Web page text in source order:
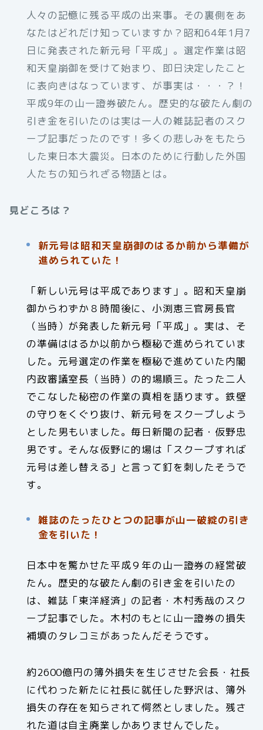
人々の記憶に残る平成の出来事。その裏側をあ
なたはどれだけ知っていますか？昭和64年1月7
日に発表された新元号「平成」。選定作業は昭
和天皇崩御を受けて始まり、即日決定したこと
に表向きはなっています、が事実は・・・？！
平成9年の山一證券破たん。歴史的な破たん劇の
引き金を引いたのは実は一人の雑誌記者のスク
ープ記事だったのです！多くの悲しみをもたら
した東日本大震災。日本のために行動した外国
人たちの知られざる物語とは。
見どころは？
新元号は昭和天皇崩御のはるか前から準備が
進められていた！
「新しい元号は平成であります」。昭和天皇崩
御からわずか８時間後に、小渕恵三官房長官
（当時）が発表した新元号「平成」。実は、そ
の準備ははるか以前から極秘で進められていま
した。元号選定の作業を極秘で進めていた内閣
内政審議室長（当時）の的場順三。たった二人
でこなした秘密の作業の真相を語ります。鉄壁
の守りをくぐり抜け、新元号をスクープしよう
とした男もいました。毎日新聞の記者・仮野忠
男です。そんな仮野に的場は「スクープすれば
元号は差し替える」と言って釘を刺したそうで
す。
雑誌のたったひとつの記事が山一破綻の引き
金を引いた！
日本中を驚かせた平成９年の山一證券の経営破
たん。歴史的な破たん劇の引き金を引いたの
は、雑誌「東洋経済」の記者・木村秀哉のスク
ープ記事でした。木村のもとに山一證券の損失
補填のタレコミがあったんだそうです。
約2600億円の簿外損失を生じさせた会長・社長
に代わった新たに社長に就任した野沢は、簿外
損失の存在を知らされて愕然としました。残さ
れた道は自主廃業しかありませんでした。